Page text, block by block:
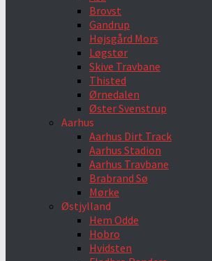
Brovst
Gandrup
Højsgård Mors
Løgstør
Skive Travbane
Thisted
Ørnedalen
Øster Svenstrup
Aarhus
Aarhus Dirt Track
Aarhus Stadion
Aarhus Travbane
Brabrand Sø
Mørke
Østjylland
Hem Odde
Hobro
Hvidsten